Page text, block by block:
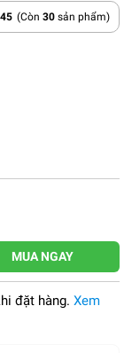
44 (Còn 30 sản phẩm)
MUA NGAY
đặt hàng. Xem